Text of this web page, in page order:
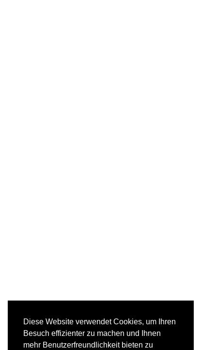
Diese Website verwendet Cookies, um Ihren
Besuch effizienter zu machen und Ihnen
mehr Benutzerfreundlichkeit bieten zu